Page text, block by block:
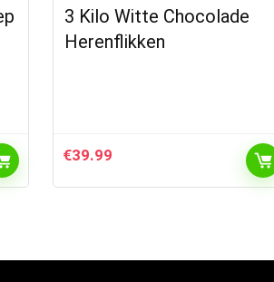
3 Kilo Witte Chocolade
Herenflikken
€39.99